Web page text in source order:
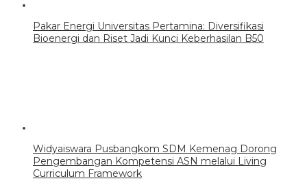
Pakar Energi Universitas Pertamina: Diversifikasi
Bioenergi dan Riset Jadi Kunci Keberhasilan B50
Widyaiswara Pusbangkom SDM Kemenag Dorong
Pengembangan Kompetensi ASN melalui Living
Curriculum Framework